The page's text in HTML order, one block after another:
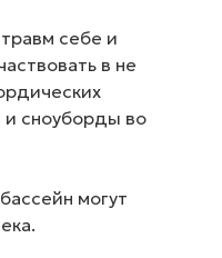
себе и
в не
и сноуборды во
могут